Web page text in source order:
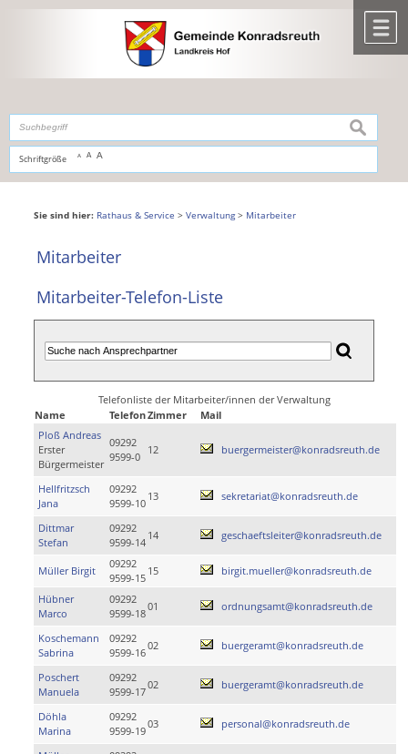
,zur Navigationoderzur Startseitespringen.
Schriftgröße A A A
suchen
Sie sind hier: Rathaus & Service > Verwaltung> Mitarbeiter
Mitarbeiter
Mitarbeiter-Telefon-Liste
Telefonliste der Mitarbeiter/innen der Verwaltung
Name
TelefonZimmer
Mail
Ploß Andreas
Erster
Bürgermeister
09292
9599-0
12 buergermeister@konradsreuth.de
Hellfritzsch
Jana
09292
9599-10
13 sekretariat@konradsreuth.de
Dittmar
Stefan
09292
9599-14
14 geschaeftsleiter@konradsreuth.de
Müller Birgit
09292
9599-15
15 birgit.mueller@konradsreuth.de
Hübner
Marco
09292
9599-18
01 ordnungsamt@konradsreuth.de
Koschemann
Sabrina
09292
9599-16
02 buergeramt@konradsreuth.de
Poschert
Manuela
09292
9599-17
02 buergeramt@konradsreuth.de
Döhla
Marina
09292
9599-19
03 personal@konradsreuth.de